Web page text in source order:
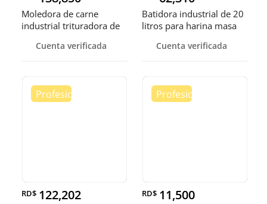
Moledora de carne
industrial trituradora de
Cuenta verificada
Batidora industrial de 20
litros para harina masa
Cuenta verificada
RD$ 122,202 RD$ 11,500